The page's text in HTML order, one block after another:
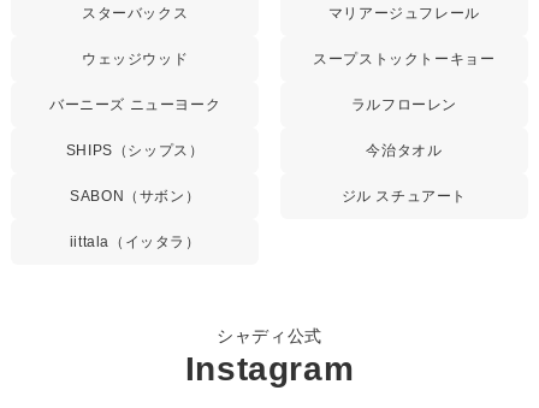
スターバックス マリアージュフレール
ウェッジウッド スープストックトーキョー
バーニーズ ニューヨーク ラルフローレン
SHIPS（シップス） 今治タオル
SABON（サボン） ジル スチュアート
iittala（イッタラ）
シャディ公式
Instagram